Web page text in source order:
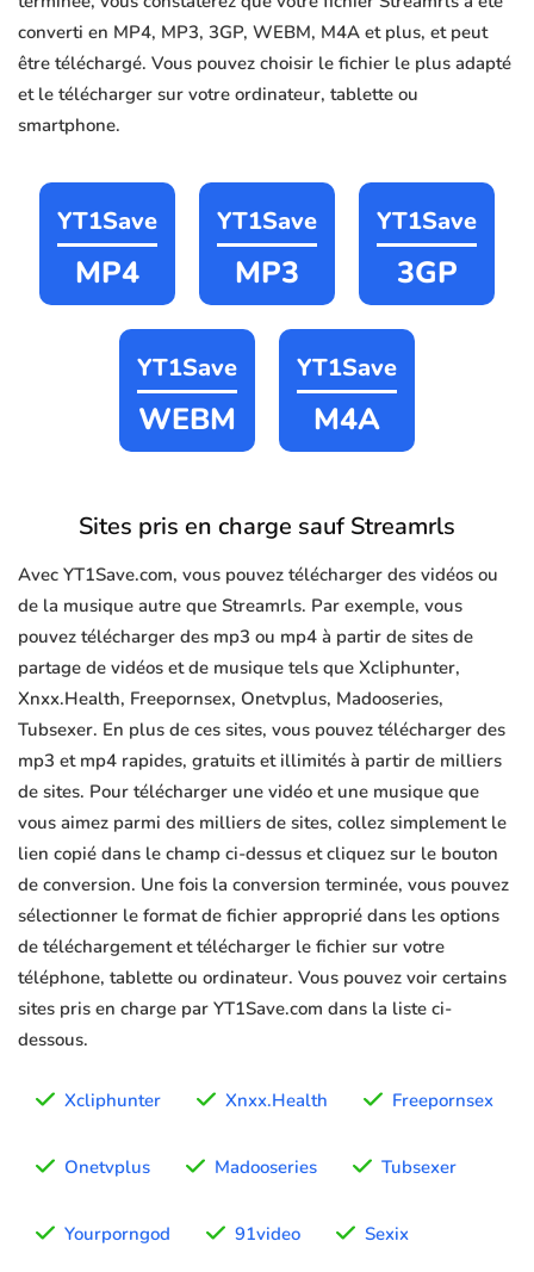
converti en MP4, MP3, 3GP, WEBM, M4A et plus, et peut
être téléchargé. Vous pouvez choisir le fichier le plus adapté
et le télécharger sur votre ordinateur, tablette ou
smartphone.
YT1Save
MP4
YT1Save
MP3
YT1Save
3GP
YT1Save
WEBM
YT1Save
M4A
Sites pris en charge sauf Streamrls
Avec YT1Save.com, vous pouvez télécharger des vidéos ou
de la musique autre que Streamrls. Par exemple, vous
pouvez télécharger des mp3 ou mp4 à partir de sites de
partage de vidéos et de musique tels que Xcliphunter,
Xnxx.Health, Freepornsex, Onetvplus, Madooseries,
Tubsexer. En plus de ces sites, vous pouvez télécharger des
mp3 et mp4 rapides, gratuits et illimités à partir de milliers
de sites. Pour télécharger une vidéo et une musique que
vous aimez parmi des milliers de sites, collez simplement le
lien copié dans le champ ci-dessus et cliquez sur le bouton
de conversion. Une fois la conversion terminée, vous pouvez
sélectionner le format de fichier approprié dans les options
de téléchargement et télécharger le fichier sur votre
téléphone, tablette ou ordinateur. Vous pouvez voir certains
sites pris en charge par YT1Save.com dans la liste ci-
dessous.
Xcliphunter Xnxx.Health Freepornsex
Onetvplus Madooseries Tubsexer
Yourporngod 91video Sexix